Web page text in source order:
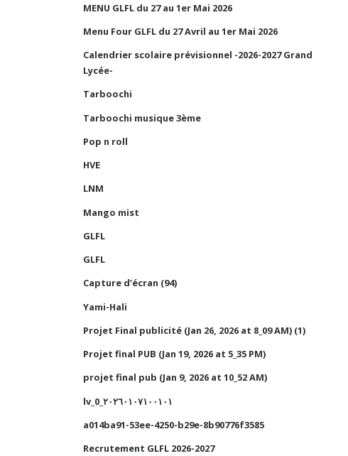
MENU GLFL du 27 au 1er Mai 2026
Menu Four GLFL du 27 Avril au 1er Mai 2026
Calendrier scolaire prévisionnel -2026-2027 Grand
Lycée-
Tarboochi
Tarboochi musique 3ème
Pop n roll
HVE
LNM
Mango mist
GLFL
GLFL
Capture d’écran (94)
Yami-Hali
Projet Final publicité (Jan 26, 2026 at 8_09 AM) (1)
Projet final PUB (Jan 19, 2026 at 5_35 PM)
projet final pub (Jan 9, 2026 at 10_52 AM)
lv_0_٢٠٢٦٠١٠٧١٠٠١٠١
a014ba91-53ee-4250-b29e-8b90776f3585
Recrutement GLFL 2026-2027